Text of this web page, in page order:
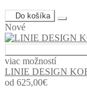
Do košíka
Nové
viac možností
LINIE DESIGN
od 625,00€